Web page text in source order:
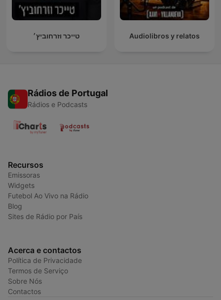
טייכר וזרחוביץ׳ Audiolibros y relatos
Rádios de Portugal
Rádios e Podcasts
Recursos
Emissoras
Widgets
Futebol Ao Vivo na Rádio
Blog
Sites de Rádio por País
Acerca e contactos
Política de Privacidade
Termos de Serviço
Sobre Nós
Contactos